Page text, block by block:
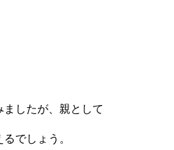
したが、親として
でしょう。